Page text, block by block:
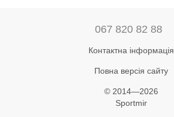
067 820 82 88
Контактна інформація
Повна версія сайту
© 2014—2026
Sportmir